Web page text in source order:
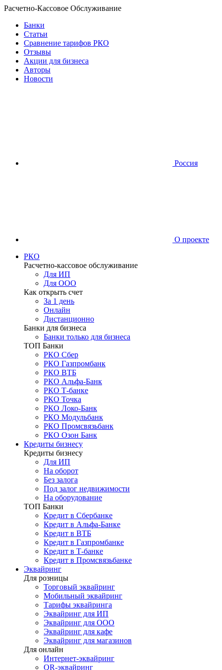
Расчетно-Кассовое Обслуживание
Банки
Статьи
Сравнение тарифов РКО
Отзывы
Акции для бизнеса
Авторы
Новости
Россия
О проекте
РКО
Расчетно-кассовое обслуживание
Для ИП
Для ООО
Как открыть счет
За 1 день
Онлайн
Дистанционно
Банки для бизнеса
Банки только для бизнеса
ТОП Банки
РКО Сбер
РКО Газпромбанк
РКО ВТБ
РКО Альфа-Банк
РКО Т-банке
РКО Точка
РКО Локо-Банк
РКО Модульбанк
РКО Промсвязьбанк
РКО Озон Банк
Кредиты бизнесу
Кредиты бизнесу
Для ИП
На оборот
Без залога
Под залог недвижимости
На оборудование
ТОП Банки
Кредит в Сбербанке
Кредит в Альфа-Банке
Кредит в ВТБ
Кредит в Газпромбанке
Кредит в Т-банке
Кредит в Промсвязьбанке
Эквайринг
Для розницы
Торговый эквайринг
Мобильный эквайринг
Тарифы эквайринга
Эквайринг для ИП
Эквайринг для ООО
Эквайринг для кафе
Эквайринг для магазинов
Для онлайн
Интернет-эквайринг
QR-эквайринг